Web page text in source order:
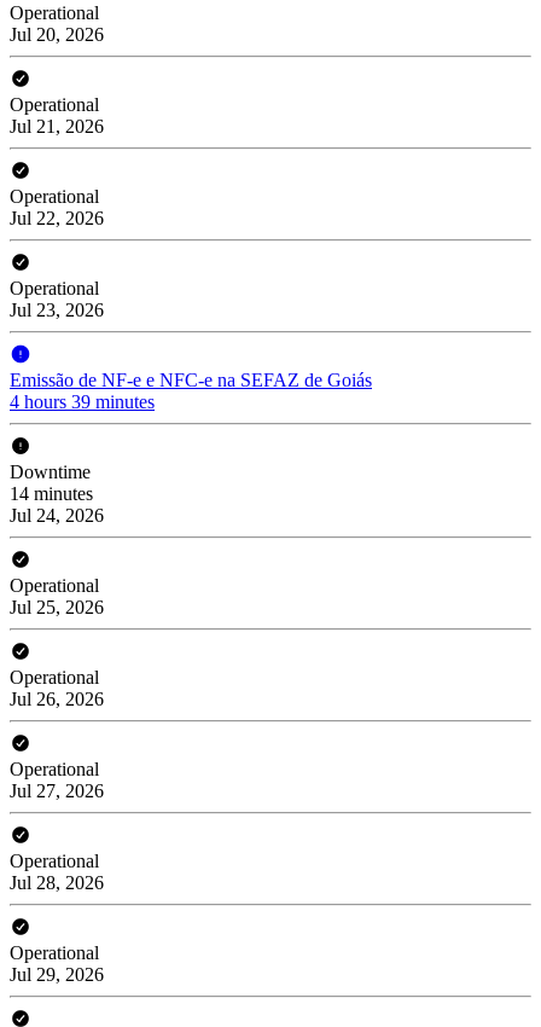
Operational
Jul 20, 2026
Operational
Jul 21, 2026
Operational
Jul 22, 2026
Operational
Jul 23, 2026
Emissão de NF-e e NFC-e na SEFAZ de Goiás
4 hours 39 minutes
Downtime
14 minutes
Jul 24, 2026
Operational
Jul 25, 2026
Operational
Jul 26, 2026
Operational
Jul 27, 2026
Operational
Jul 28, 2026
Operational
Jul 29, 2026